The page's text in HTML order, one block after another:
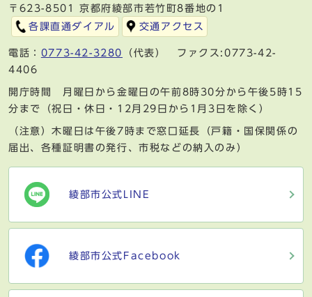
〒623-8501 京都府綾部市若竹町8番地の1
各課直通ダイアル
交通アクセス
電話： 0773-42-3280
（代表） ファクス:0773-42-
4406
開庁時間 月曜日から金曜日の午前8時30分から午後5時15
分まで（祝日・休日・12月29日から1月3日を除く）
（注意）木曜日は午後7時まで窓口延長（戸籍・国保関係の
届出、各種証明書の発行、市税などの納入のみ）
綾部市公式LINE
綾部市公式Facebook